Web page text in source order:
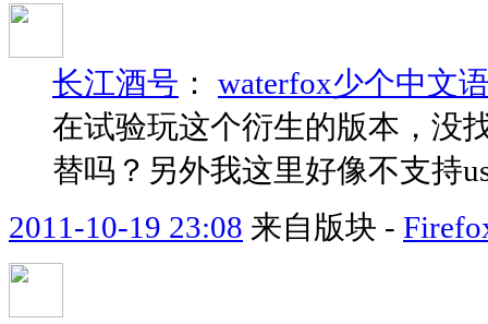
长江酒号 ： waterfox少个中文
在试验玩这个衍生的版本，没
替吗？另外我这里好像不支持
2011-10-19 23:08 来自版块 -